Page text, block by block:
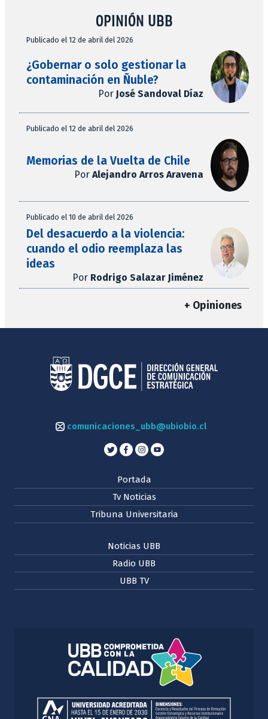
OPINIÓN UBB
Publicado el 12 de abril del 2026
¿Gobernar o solo gestionar la
contaminación en Ñuble?
Por José Sandoval Díaz
Publicado el 12 de abril del 2026
Memorias de la Vuelta de Chile
Por Alejandro Arros Aravena
Publicado el 10 de abril del 2026
Del desacuerdo a la violencia:
cuando el odio reemplaza las
ideas
Por Rodrigo Salazar Jiménez
+ Opiniones
comunicaciones_ubb@ubiobio.cl
Portada
Tv Noticias
Tribuna Universitaria
Noticias UBB
Radio UBB
UBB TV